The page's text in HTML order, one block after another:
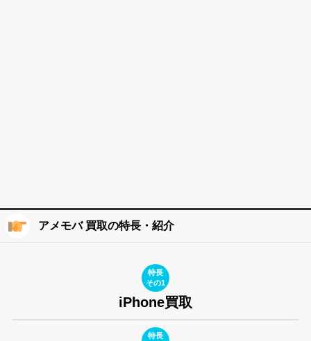
アメモバ 買取の特長・紹介
特長
その1
iPhone買取
特長